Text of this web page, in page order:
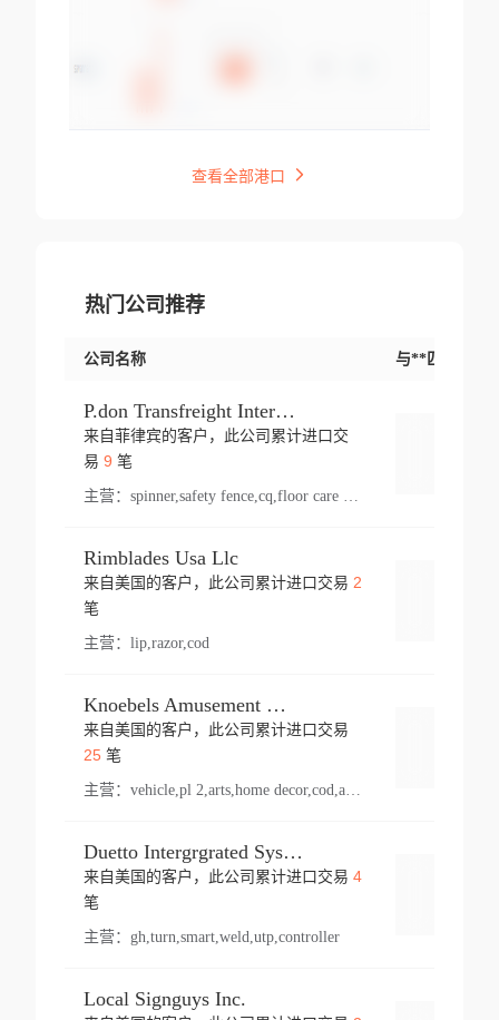
查看全部港口
热门公司推荐
公司名称 与**匹配交易
P.don Transfreight International
来自菲律宾的客户，此公司累计进口交
易 9 笔
主营：
Rimblades Usa Llc
来自美国的客户，此公司累计进口交易 2
笔
主营： lip,razor,cod
Knoebels Amusement Resort
来自美国的客户，此公司累计进口交易
25笔
主营： vehicle,pl 2,arts,home decor,cod,amusement ride,sea
Duetto Intergrgrated Systems Inc.
来自美国的客户，此公司累计进口交易 4
笔
主营： gh,turn,smart,weld,utp,controller
Local Signguys Inc.